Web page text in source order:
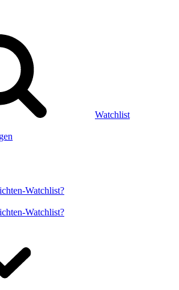
Watchlist
Watchlist?
Watchlist?